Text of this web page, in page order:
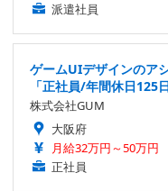
派遣社員
ゲームUIデザインのア
「正社員/年間休日125
株式会社GUM
大阪府
月給32万円～50万円
正社員